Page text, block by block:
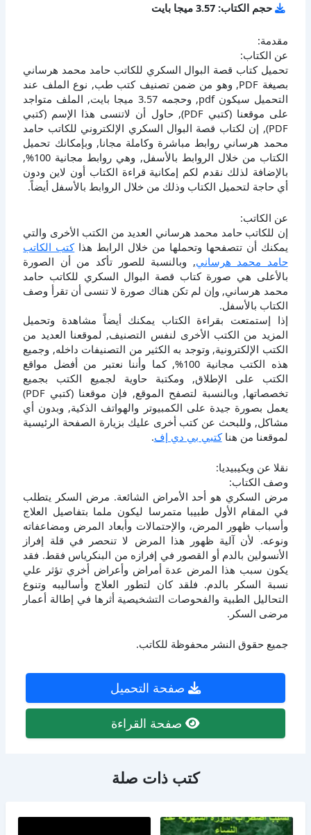
حجم الكتاب: 3.57 ميجا بايت
مقدمة:
عن الكتاب:
تحميل كتاب قصة البوال السكري للكاتب حامد محمد هرساني
بصيغة PDF, وهو من ضمن تصنيف كتب طب, نوع الملف عند
التحميل سيكون pdf, وحجمه 3.57 ميجا بايت, الملف متواجد
على موقعنا (كتبي PDF), حاول أن لاتنسى هذا الإسم (كتبي
PDF), إن لكتاب قصة البوال السكري الإلكتروني للكاتب حامد
محمد هرساني روابط مباشرة وكاملة مجانا, وبإمكانك تحميل
الكتاب من خلال الروابط بالأسفل, وهي روابط مجانية 100%,
بالإضافة لذلك نقدم لكم إمكانية قراءة الكتاب أون لاين ودون
أي حاجة لتحميل الكتاب وذلك من خلال الروابط بالأسفل أيضاً.
عن الكاتب:
إن للكاتب حامد محمد هرساني العديد من الكتب الأخرى والتي
يمكنك أن تتصفحها وتحملها من خلال الرابط هذاكتب الكاتب
حامد محمد هرساني, وبالنسبة للصور تأكد من أن الصورة
بالأعلى هي صورة كتاب قصة البوال السكري للكاتب حامد
محمد هرساني, وإن لم تكن هناك صورة لا تنسى أن تقرأ وصف
الكتاب بالأسفل.
إذا إستمتعت بقراءة الكتاب يمكنك أيضاً مشاهدة وتحميل
المزيد من الكتب الأخرى لنفس التصنيف, لموقعنا العديد من
الكتب الإلكترونية, وتوجد به الكثير من التصنيفات داخله, وجميع
هذه الكتب مجانية 100%, كما وأننا نعتبر من أفضل مواقع
الكتب على الإطلاق, ومكتبة حاوية لجميع الكتب بجميع
تخصصاتها, وبالنسبة لتصفح الموقع, فإن موقعنا (كتبي PDF)
يعمل بصورة جيدة على الكمبيوتر والهواتف الذكية, وبدون أي
مشاكل, وللبحث عن كتب أخرى عليك بزيارة الصفحة الرئيسية
لموقعنا من هناكتبي بي دي إف.
نقلا عن ويكيبيديا:
وصف الكتاب:
مرض السكري هو أحد الأمراض الشائعة. مرض السكر يتطلب
في المقام الأول طبيبا متمرسا ليكون ملما بتفاصيل العلاج
وأسباب ظهور المرض، والإحتمالات وأبعاد المرض ومضاعفاته
ونوعه. لأن آلية ظهور هذا المرض لا تنحصر في قلة إفراز
الأنسولين بالدم أو القصور في إفرازه من البنكرياس فقط. فقد
يكون سبب هذا المرض عدة أمراض وأعراض أخري تؤثر علي
نسبة السكر بالدم. فلقد كان لتطور العلاج وأساليبه وتنوع
التحاليل الطبية والفحوصات التشخيصية أثرها في إطالة أعمار
مرضى السكر.
جميع حقوق النشر محفوظة للكاتب.
صفحة التحميل
صفحة القراءة
كتب ذات صلة